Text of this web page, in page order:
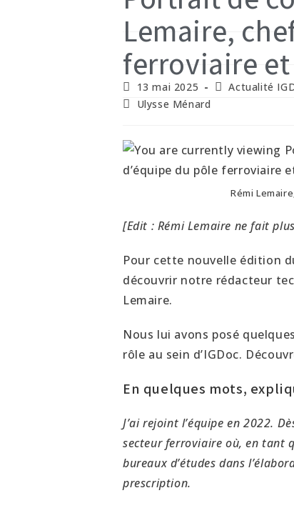
Lemaire,
ferroviaire
Publication
publiée :
13 mai 2025
PostActualité
Auteur/autrice
publication :
Ulysse Ménard
Rémi
[Edit : Rémi Lemaire ne fait
Pour cette nouvelle édition
découvrir notre rédacteur
Lemaire.
Nous lui avons posé
rôle au sein d’IGDoc.
En quelques mots,
J’ai rejoint l’équipe en 2022.
secteur ferroviaire où, en tant
bureaux d’études dans
prescription.